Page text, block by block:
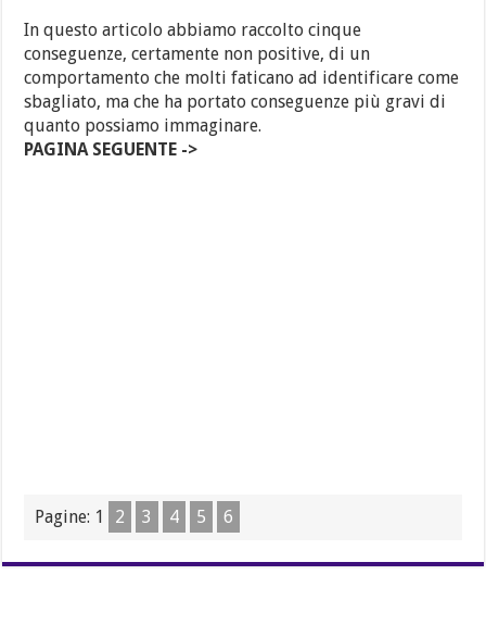
In questo articolo abbiamo raccolto cinque
conseguenze, certamente non positive, di un
comportamento che molti faticano ad identificare come
sbagliato, ma che ha portato conseguenze più gravi di
quanto possiamo immaginare.
PAGINA SEGUENTE ->
Pagine: 1 2 3 4 5 6